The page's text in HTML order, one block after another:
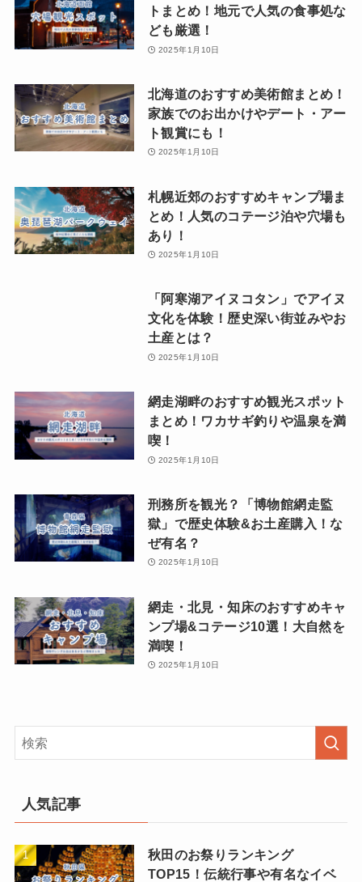
トまとめ！地元で人気の食事処な
ども厳選！
2025年1月10日
北海道のおすすめ美術館まとめ！
家族でのお出かけやデート・アー
ト観賞にも！
2025年1月10日
札幌近郊のおすすめキャンプ場ま
とめ！人気のコテージ泊や穴場も
あり！
2025年1月10日
「阿寒湖アイヌコタン」でアイヌ
文化を体験！歴史深い街並みやお
土産とは？
2025年1月10日
網走湖畔のおすすめ観光スポット
まとめ！ワカサギ釣りや温泉を満
喫！
2025年1月10日
刑務所を観光？「博物館網走監
獄」で歴史体験&お土産購入！な
ぜ有名？
2025年1月10日
網走・北見・知床のおすすめキャ
ンプ場&コテージ10選！大自然を
満喫！
2025年1月10日
人気記事
秋田のお祭りランキング
TOP15！伝統行事や有名なイベ